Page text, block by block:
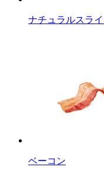
ナチュラルスラ
ベーコン